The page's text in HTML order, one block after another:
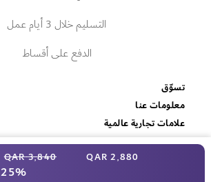
2٬880 QAR 3٬840 QAR
25% OFF
التسليم خلال 3 أيام عمل
الدفع على أقساط
تسوّق
قلادات وتعليقات
أساور وأساور صلبة
معلومات عنا
عالم داماس
ابحث عن متجر
علامات تجارية عالمية
فوبيه
الخدمات